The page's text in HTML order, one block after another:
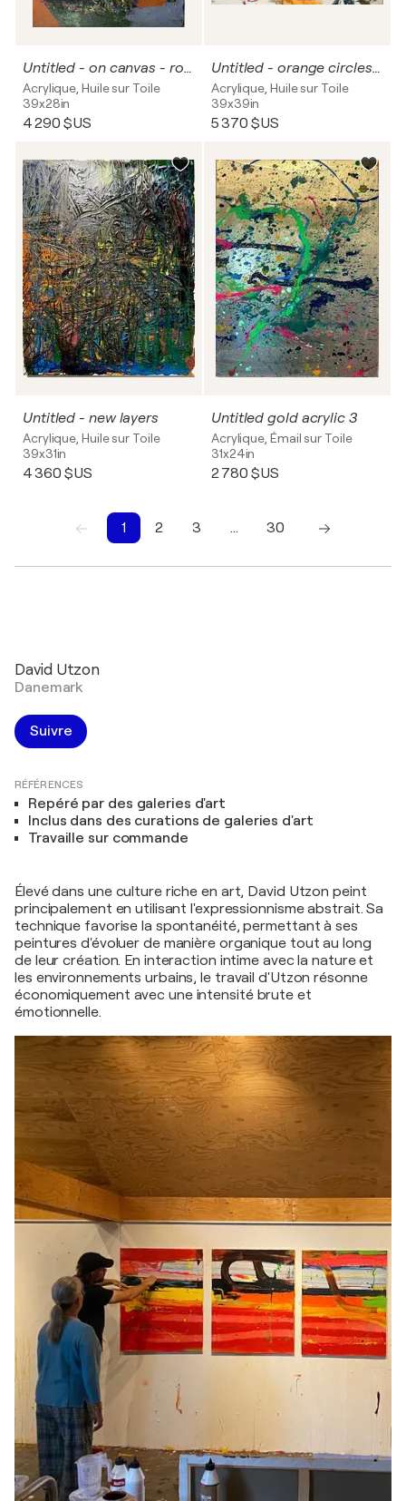
Untitled - on canvas - rosa, green, black, red.
Acrylique, Huile sur Toile
39x28in
4 290 $US
Untitled - orange circles 3
Acrylique, Huile sur Toile
39x39in
5 370 $US
Untitled - new layers
Acrylique, Huile sur Toile
39x31in
4 360 $US
Untitled gold acrylic 3
Acrylique, Émail sur Toile
31x24in
2 780 $US
1 2 3 …
30
David Utzon
Danemark
Suivre
RÉFÉRENCES
Repéré par des galeries d'art
Inclus dans des curations de galeries d'art
Travaille sur commande
Élevé dans une culture riche en art, David Utzon peint
principalement en utilisant l'expressionnisme abstrait. Sa
technique favorise la spontanéité, permettant à ses
peintures d'évoluer de manière organique tout au long
de leur création. En interaction intime avec la nature et
les environnements urbains, le travail d'Utzon résonne
économiquement avec une intensité brute et
émotionnelle.